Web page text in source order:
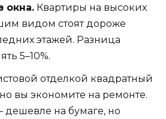
окна. Квартиры на высоких
видом стоят дороже
этажей. Разница
5–10%.
отделкой квадратный
вы экономите на ремонте.
дешевле на бумаге, но